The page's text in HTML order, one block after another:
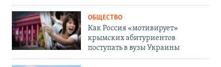
ОБЩЕСТВО
Как Россия «мотивирует»
крымских абитуриентов
поступать в вузы Украины